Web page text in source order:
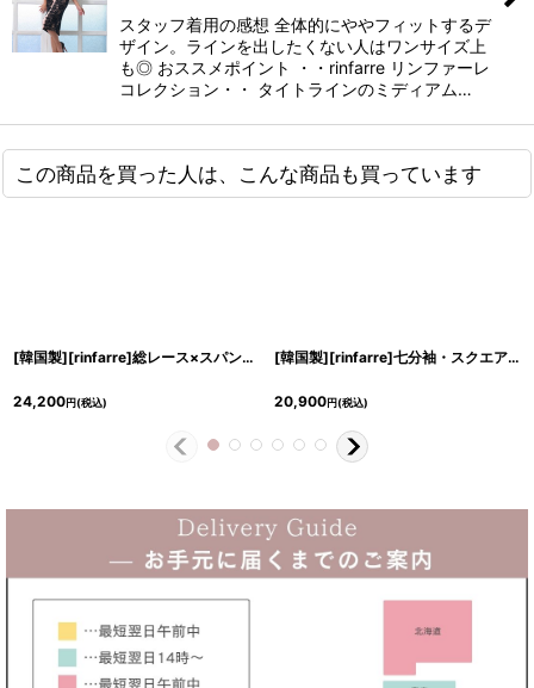
スタッフ着用の感想 全体的にややフィットするデ
ザイン。ラインを出したくない人はワンサイズ上
も◎ おススメポイント ・・rinfarre リンファーレ
コレクション・・ タイトラインのミディアム…
この商品を買った人は、こんな商品も買っています
[韓国製][rinfarre]総レース×スパン・飾りボタン・スクエアネック・七分袖・タイト・ミディアムドレス・ワンピース[山崎みどり着用]《送料＆代引き手数料無料》myall
24,200円(税込)
[韓国製][rinfarre]七分袖・スクエアネック・ハイウエスト・シンプル・タイト・ミディアムドレス・ワンピース[山崎みどり・黒木麗奈着用][送料無料]myrd
20,900円(税込)